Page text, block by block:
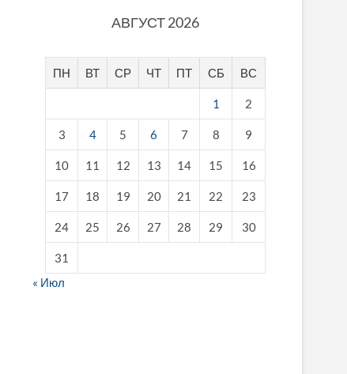
АВГУСТ 2026
ПН ВТ СР ЧТ ПТ СБ ВС
1 2
3 4 5 6 7 8 9
10 11 12 13 14 15 16
17 18 19 20 21 22 23
24 25 26 27 28 29 30
31
« Июл